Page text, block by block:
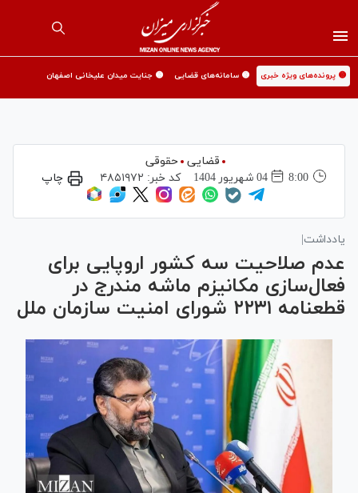
🟡 پرونده‌های ویژه خبری 🟡 سامانه‌های قضایی 🟡 جنایت میدان علیخانی اصفهان
قضایی حقوقی
8:00
04 شهريور 1404 کد خبر: ۴۸۵۱۹۷۲ چاپ
یادداشت|
عدم صلاحیت سه کشور اروپایی برای
فعال‌سازی مکانیزم ماشه مندرج در
قطعنامه ۲۲۳۱ شورای امنیت سازمان ملل